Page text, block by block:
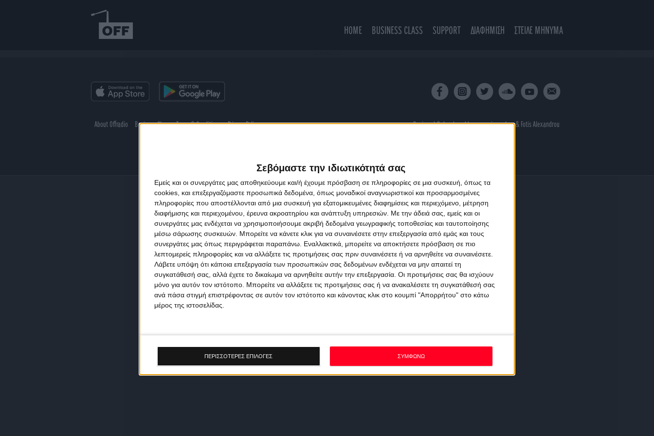
Σεβόμαστε την ιδιωτικότητά σας
Εμείς και οι συνεργάτες μας αποθηκεύουμε και/ή έχουμε πρόσβαση σε πληροφορίες σε μια συσκευή, όπως τα
cookies, και επεξεργαζόμαστε προσωπικά δεδομένα, όπως μοναδικοί αναγνωριστικοί και προσαρμοσμένες
πληροφορίες που αποστέλλονται από μια συσκευή για εξατομικευμένες διαφημίσεις και περιεχόμενο, μέτρηση
διαφήμισης και περιεχομένου, έρευνα ακροατηρίου και ανάπτυξη υπηρεσιών. Με την άδειά σας, εμείς και οι
συνεργάτες μας ενδέχεται να χρησιμοποιήσουμε ακριβή δεδομένα γεωγραφικής τοποθεσίας και ταυτοποίησης
μέσω σάρωσης συσκευών. Μπορείτε να κάνετε κλικ για να συναινέσετε στην επεξεργασία από εμάς και τους
συνεργάτες μας όπως περιγράφεται παραπάνω. Εναλλακτικά, μπορείτε να αποκτήσετε πρόσβαση σε πιο
λεπτομερείς πληροφορίες και να αλλάξετε τις προτιμήσεις σας πριν συναινέσετε ή να αρνηθείτε να συναινέσετε.
Λάβετε υπόψη ότι κάποια επεξεργασία των προσωπικών σας δεδομένων ενδέχεται να μην απαιτεί τη
συγκατάθεσή σας, αλλά έχετε το δικαίωμα να αρνηθείτε αυτήν την επεξεργασία. Οι προτιμήσεις σας θα ισχύουν
μόνο για αυτόν τον ιστότοπο. Μπορείτε να αλλάξετε τις προτιμήσεις σας ή να ανακαλέσετε τη συγκατάθεσή σας
ανά πάσα στιγμή επιστρέφοντας σε αυτόν τον ιστότοπο και κάνοντας κλικ στο κουμπί "Απορρήτου" στο κάτω
μέρος της ιστοσελίδας.
ΠΕΡΙΣΣΟΤΕΡΕΣ ΕΠΙΛΟΓΕΣ ΣΥΜΦΩΝΩ
HOME BUSINESS CLASS SUPPORT ΔΙΑΦΗΜΙΣΗ ΣΤΕΙΛΕ ΜΗΝΥΜΑ
About Offradio Business Class Terms & Conditions Privacy Policy Designed & developed byporcupine colors& Fotis Alexandrou